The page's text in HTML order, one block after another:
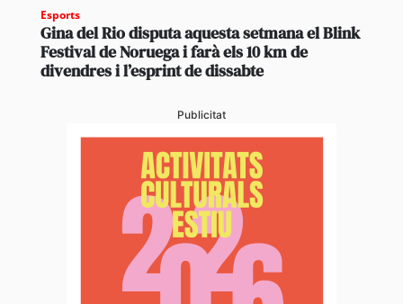
Esports
Gina del Rio disputa aquesta setmana el Blink
Festival de Noruega i farà els 10 km de
divendres i l’esprint de dissabte
Publicitat